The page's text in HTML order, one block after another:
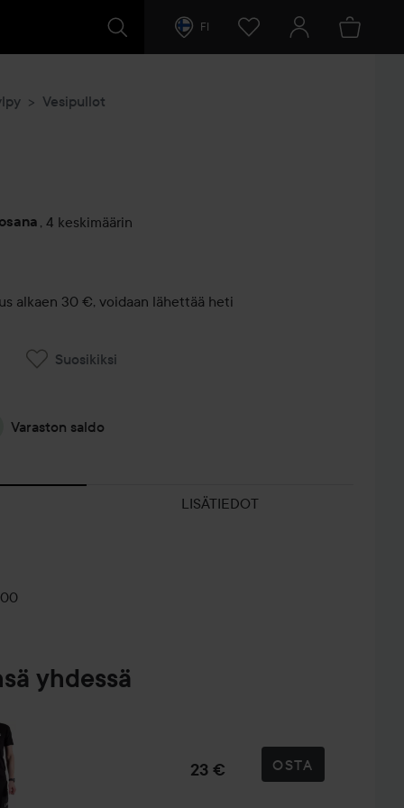
FI
Vesipullot
, 4 keskimäärin
alkaen 30 €, voidaan lähettää heti
Suosikiksi
Varaston saldo
LISÄTIEDOT
yhdessä
23 € OSTA